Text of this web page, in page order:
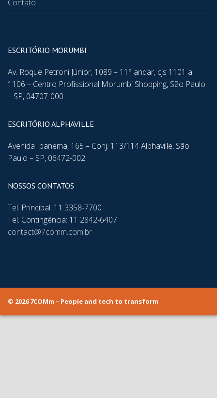
Contato
ESCRITÓRIO MORUMBI
Av. Roque Petroni Júnior, 1089 – 11° andar, cjs 1101 a
1106 – Centro Profissional Morumbi Shopping, São Paulo
– SP, 04707-000
ESCRITÓRIO ALPHAVILLE
Avenida Ipanema, 165 – Conj. 113/114 Alphaville, São
Paulo – SP, 06472-002
NOSSOS CONTATOS
Tel. Principal: 11 3358-7700
Tel. Contingência: 11 2842-6407
contact@7comm.com.br
© 2026 7COMm – People and tech to transform